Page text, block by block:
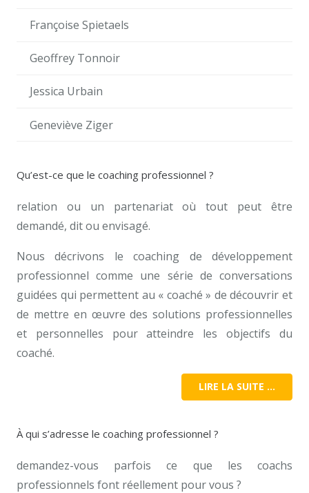
Françoise Spietaels
Geoffrey Tonnoir
Jessica Urbain
Geneviève Ziger
Qu’est-ce que le coaching professionnel ?
relation ou un partenariat où tout peut être
demandé, dit ou envisagé.
Nous décrivons le coaching de développement
professionnel comme une série de conversations
guidées qui permettent au « coaché » de découvrir et
de mettre en œuvre des solutions professionnelles
et personnelles pour atteindre les objectifs du
coaché.
LIRE LA SUITE …
À qui s’adresse le coaching professionnel ?
demandez-vous parfois ce que les coachs
professionnels font réellement pour vous ?